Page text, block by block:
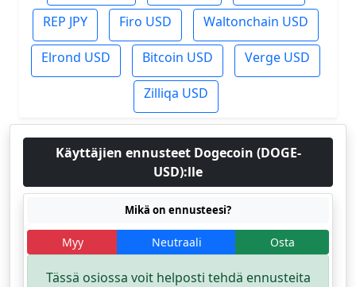
REP JPY Firo USD Waltonchain USD
Elrond USD Bitcoin USD Verge USD
Zilliqa USD
Käyttäjien ennusteet Dogecoin (DOGE-
USD):lle
Mikä on ennusteesi?
Myy Neutraali Osta
Tässä osiossa voit helposti tehdä ennusteita